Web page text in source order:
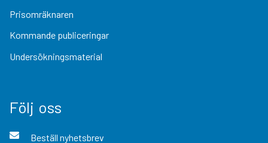
Prisomräknaren
Kommande publiceringar
Undersökningsmaterial
Följ oss
Beställ nyhetsbrev